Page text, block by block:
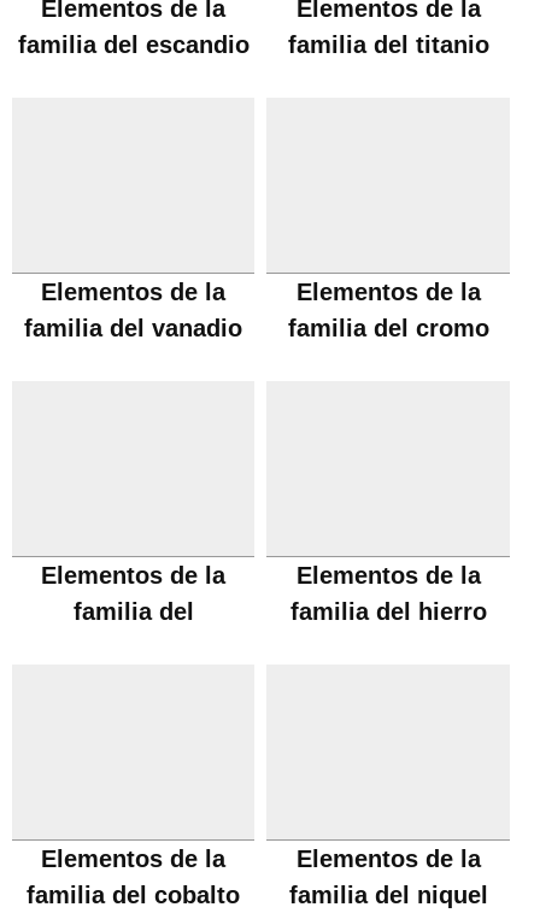
Elementos de la
familia del escandio
Elementos de la
familia del titanio
Elementos de la
familia del vanadio
Elementos de la
familia del cromo
Elementos de la
familia del
Elementos de la
familia del hierro
Elementos de la
familia del cobalto
Elementos de la
familia del niquel